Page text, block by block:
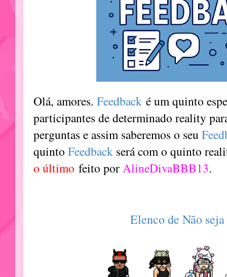
Olá, amores. Feedback é um quinto
participantes de determinado reality
perguntas e assim saberemos o seu
quinto Feedback será com o quinto
o último feito porAlineDivaBBB13.
Elenco de Não